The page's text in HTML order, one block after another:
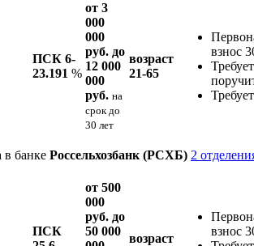
ПСК 6-
23.191 %
от 3
000
000
руб. до
12 000
000
руб. на
срокдо
30 лет
возраст
21-65
взнос
в банке Россельхозбанк (РСХБ) 2
ПСК
от 500
000
руб. до
50 000
возраст
взнос